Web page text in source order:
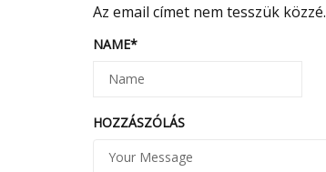
Az email címet nem tesszük közzé.
NAME*
HOZZÁSZÓLÁS